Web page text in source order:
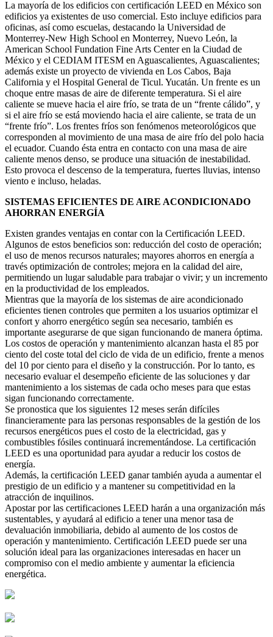
La mayoría de los edificios con certificación LEED en México son
edificios ya existentes de uso comercial. Esto incluye edificios para
oficinas, así como escuelas, destacando la Universidad de
Monterrey-New High School en Monterrey, Nuevo León, la
American School Fundation Fine Arts Center en la Ciudad de
México y el CEDIAM ITESM en Aguascalientes, Aguascalientes;
además existe un proyecto de vivienda en Los Cabos, Baja
California y el Hospital General de Ticul. Yucatán. Un frente es un
choque entre masas de aire de diferente temperatura. Si el aire
caliente se mueve hacia el aire frío, se trata de un “frente cálido”, y
si el aire frío se está moviendo hacia el aire caliente, se trata de un
“frente frío”. Los frentes fríos son fenómenos meteorológicos que
corresponden al movimiento de una masa de aire frío del polo hacia
el ecuador. Cuando ésta entra en contacto con una masa de aire
caliente menos denso, se produce una situación de inestabilidad.
Esto provoca el descenso de la temperatura, fuertes lluvias, intenso
viento e incluso, heladas.
SISTEMAS EFICIENTES DE AIRE ACONDICIONADO
AHORRAN ENERGÍA
Existen grandes ventajas en contar con la Certificación LEED.
Algunos de estos beneficios son: reducción del costo de operación;
el uso de menos recursos naturales; mayores ahorros en energía a
través optimización de controles; mejora en la calidad del aire,
permitiendo un lugar saludable para trabajar o vivir; y un incremento
en la productividad de los empleados.
Mientras que la mayoría de los sistemas de aire acondicionado
eficientes tienen controles que permiten a los usuarios optimizar el
confort y ahorro energético según sea necesario, también es
importante asegurarse de que sigan funcionando de manera óptima.
Los costos de operación y mantenimiento alcanzan hasta el 85 por
ciento del coste total del ciclo de vida de un edificio, frente a menos
del 10 por ciento para el diseño y la construcción. Por lo tanto, es
necesario evaluar el desempeño eficiente de las soluciones y dar
mantenimiento a los sistemas de cada ocho meses para que estas
sigan funcionando correctamente.
Se pronostica que los siguientes 12 meses serán difíciles
financieramente para las personas responsables de la gestión de los
recursos energéticos pues el costo de la electricidad, gas y
combustibles fósiles continuará incrementándose. La certificación
LEED es una oportunidad para ayudar a reducir los costos de
energía.
Además, la certificación LEED ganar también ayuda a aumentar el
prestigio de un edificio y a mantener su competitividad en la
atracción de inquilinos.
Apostar por las certificaciones LEED harán a una organización más
sustentables, y ayudará al edificio a tener una menor tasa de
devaluación inmobiliaria, debido al aumento de los costos de
operación y mantenimiento. Certificación LEED puede ser una
solución ideal para las organizaciones interesadas en hacer un
compromiso con el medio ambiente y aumentar la eficiencia
energética.